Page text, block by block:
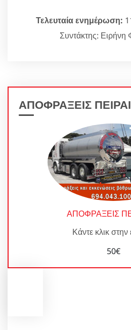
Τελευταία ενημέρωση:
Συντάκτης: Ειρήνη
ΑΠΟΦΡΑΞΕΙΣ
ΑΠΟΦΡΑΞΕΙΣ
Κάντε κλικ στην
50€